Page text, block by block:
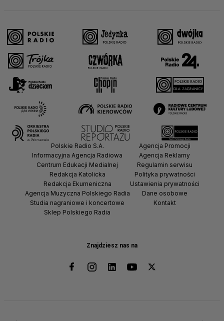
Znajdziesz nas na
Polskie Radio S.A.
Informacyjna Agencja Radiowa
Centrum Edukacji Medialnej
Redakcja Katolicka
Redakcja Ekumeniczna
Agencja Muzyczna Polskiego Radia
Studia nagraniowe i koncertowe
Sklep Polskiego Radia
Agencja Promocji
Agencja Reklamy
Regulamin serwisu
Polityka prywatności
Ustawienia prywatności
Dane osobowe
Kontakt